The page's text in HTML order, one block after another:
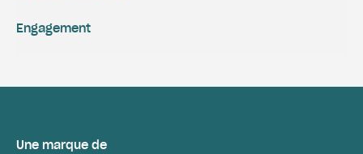
Engagement
Une marque de